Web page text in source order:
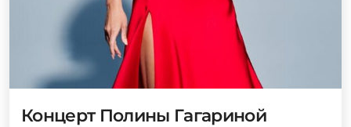
Концерт Полины Гагариной